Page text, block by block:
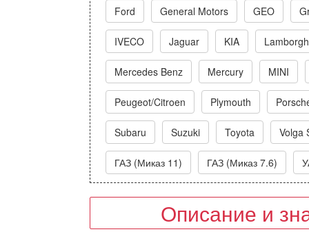
Ford General Motors GEO
IVECO Jaguar KIA
Mercedes Benz Mercury MINI
Peugeot/Citroen Plymouth
Subaru Suzuki Toyota Volga
ГАЗ (Миказ 11) ГАЗ (Миказ 7.6)
Описание и